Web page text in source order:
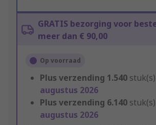
GRATIS bezorging voor
meer dan € 90,00
Op voorraad
Plus verzending 1.540
augustus 2026
Plus verzending 6.140
augustus 2026